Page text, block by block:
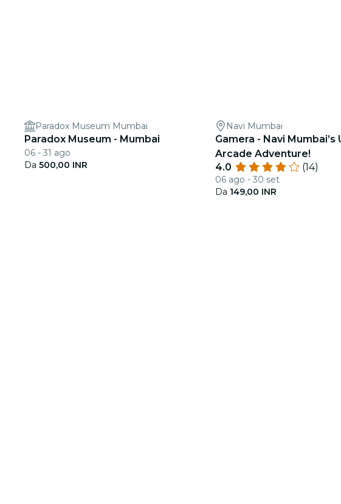
Paradox Museum Mumbai
Paradox Museum - Mumbai
06 - 31 ago
Da 500,00 INR
Navi Mumbai
Gamera - Navi Mumbai’s
Arcade Adventure!
4.0
(14)
06 ago - 30 set
Da 149,00 INR